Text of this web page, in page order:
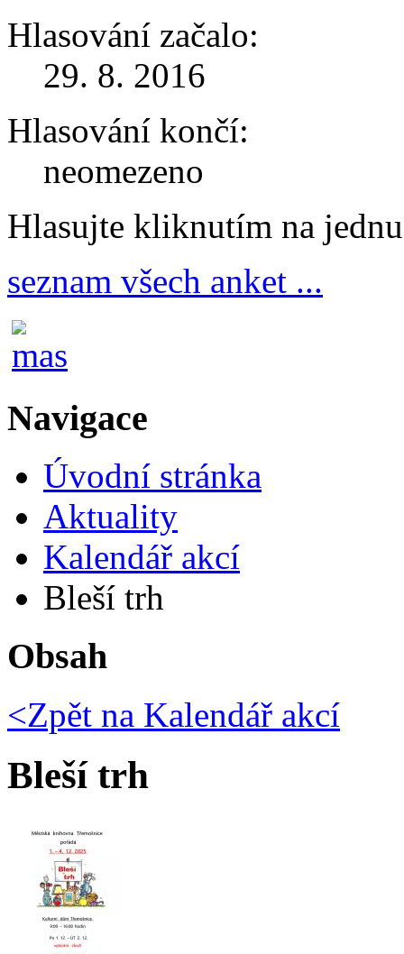
Hlasování začalo:
29. 8. 2016
Hlasování končí:
neomezeno
Hlasujte kliknutím na
seznam všech anket ...
Navigace
Úvodní stránka
Aktuality
Kalendář akcí
Bleší trh
Obsah
<Zpět na Kalendář akcí
Bleší trh